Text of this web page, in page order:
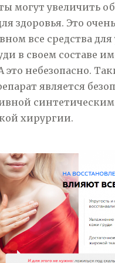
могут увеличить
здоровья. Это
все средства
в своем составе
это небезопасно.
является
хирургии.